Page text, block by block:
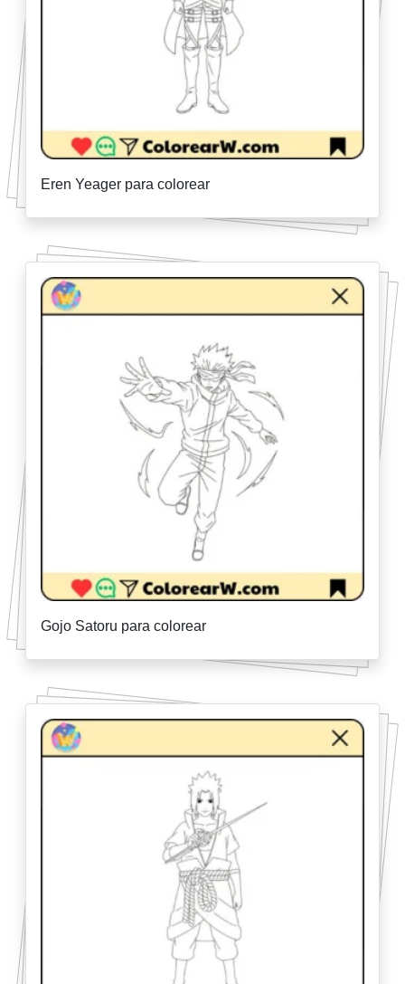
Eren Yeager para colorear
Gojo Satoru para colorear